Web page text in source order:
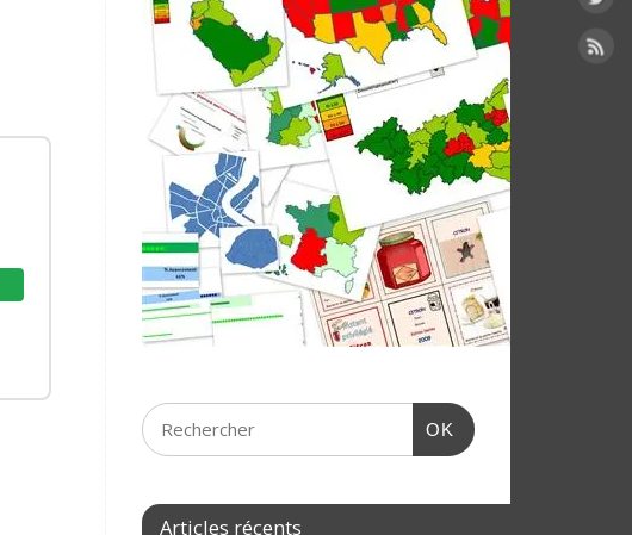
OK
Articles récents